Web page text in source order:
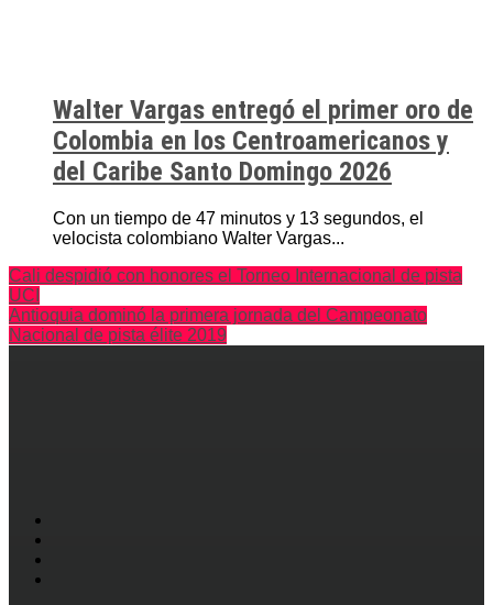
Walter Vargas entregó el primer oro de
Colombia en los Centroamericanos y
del Caribe Santo Domingo 2026
Con un tiempo de 47 minutos y 13 segundos, el
velocista colombiano Walter Vargas...
Cali despidió con honores el Torneo Internacional de pista
UCI
Antioquia dominó la primera jornada del Campeonato
Nacional de pista élite 2019